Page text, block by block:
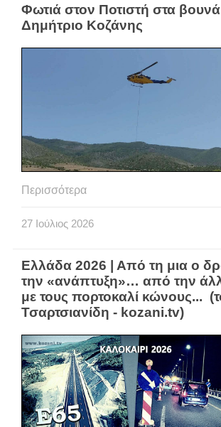
Φωτιά στον Ποτιστή στα
Δημήτριο Κοζάνης
Περισσότερα
27 Ιούλιος 2026
Ελλάδα 2026 | Από τη μια ο
την «ανάπτυξη»… από την
με τους πορτοκαλί κώνους...
Τσαρτσιανίδη - kozani.tv)